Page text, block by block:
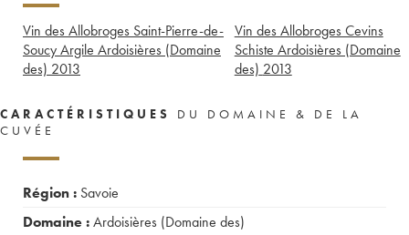
Vin des Allobroges Saint-Pierre-de-
Soucy Argile Ardoisières (Domaine
des) 2013
Vin des Allobroges Cevins
Schiste Ardoisières (Domaine
des) 2013
CARACTÉRISTIQUES
DU DOMAINE & DE LA
CUVÉE
Région : Savoie
Domaine :Ardoisières (Domaine des)